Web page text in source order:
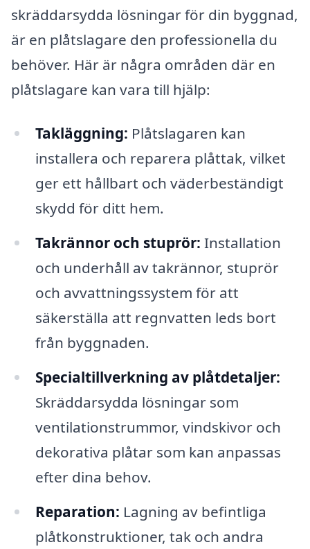
skräddarsydda lösningar för din byggnad,
är en plåtslagare den professionella du
behöver. Här är några områden där en
plåtslagare kan vara till hjälp:
Takläggning: Plåtslagaren kan
installera och reparera plåttak, vilket
ger ett hållbart och väderbeständigt
skydd för ditt hem.
Takrännor och stuprör: Installation
och underhåll av takrännor, stuprör
och avvattningssystem för att
säkerställa att regnvatten leds bort
från byggnaden.
Specialtillverkning av plåtdetaljer:
Skräddarsydda lösningar som
ventilationstrummor, vindskivor och
dekorativa plåtar som kan anpassas
efter dina behov.
Reparation: Lagning av befintliga
plåtkonstruktioner, tak och andra